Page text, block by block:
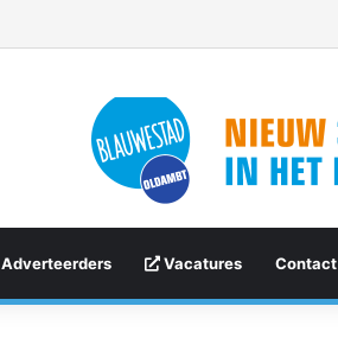
Adverteerders Vacatures Contact